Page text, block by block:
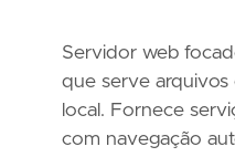
Servidor web
que serve arquivos
local. Fornece
com navegação